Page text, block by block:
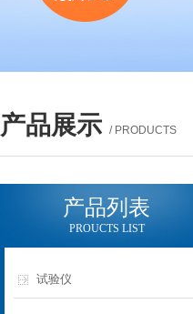
产品展示 / PRODUCTS
产品列表
PROUCTS LIST
试验仪